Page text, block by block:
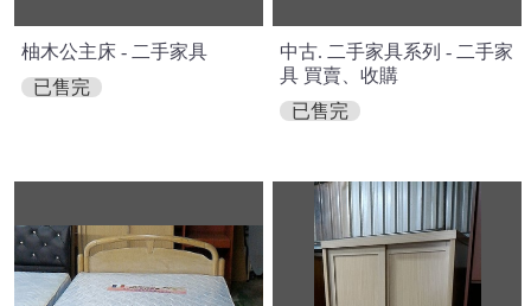
柚木公主床 - 二手家具
已售完
中古. 二手家具系列 - 二手家
具 買賣、收購
已售完